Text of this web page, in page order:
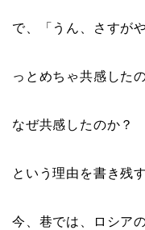
で、「うん、さすが
っとめちゃ共感したの
なぜ共感したのか？
という理由を書き残
今、巷では、ロシア